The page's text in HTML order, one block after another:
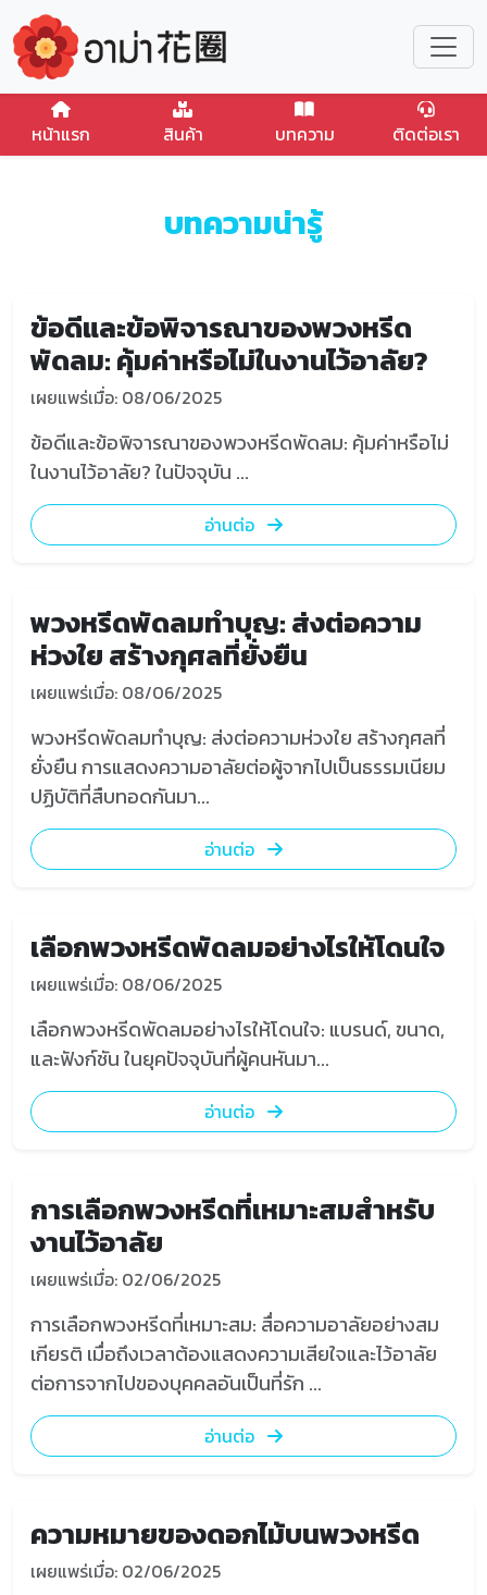
หน้าแรก สินค้า บทความ ติดต่อเรา
บทความน่ารู้
ข้อดีและข้อพิจารณาของพวงหรีด
พัดลม: คุ้มค่าหรือไม่ในงานไว้อาลัย?
เผยแพร่เมื่อ: 08/06/2025
ข้อดีและข้อพิจารณาของพวงหรีดพัดลม: คุ้มค่าหรือไม่
ในงานไว้อาลัย? ในปัจจุบัน ...
อ่านต่อ
พวงหรีดพัดลมทำบุญ: ส่งต่อความ
ห่วงใย สร้างกุศลที่ยั่งยืน
เผยแพร่เมื่อ: 08/06/2025
พวงหรีดพัดลมทำบุญ: ส่งต่อความห่วงใย สร้างกุศลที่
ยั่งยืน การแสดงความอาลัยต่อผู้จากไปเป็นธรรมเนียม
ปฏิบัติที่สืบทอดกันมา...
อ่านต่อ
เลือกพวงหรีดพัดลมอย่างไรให้โดนใจ
เผยแพร่เมื่อ: 08/06/2025
เลือกพวงหรีดพัดลมอย่างไรให้โดนใจ: แบรนด์, ขนาด,
และฟังก์ชัน ในยุคปัจจุบันที่ผู้คนหันมา...
อ่านต่อ
การเลือกพวงหรีดที่เหมาะสมสำหรับ
งานไว้อาลัย
เผยแพร่เมื่อ: 02/06/2025
การเลือกพวงหรีดที่เหมาะสม: สื่อความอาลัยอย่างสม
เกียรติ เมื่อถึงเวลาต้องแสดงความเสียใจและไว้อาลัย
ต่อการจากไปของบุคคลอันเป็นที่รัก ...
อ่านต่อ
ความหมายของดอกไม้บนพวงหรีด
เผยแพร่เมื่อ: 02/06/2025